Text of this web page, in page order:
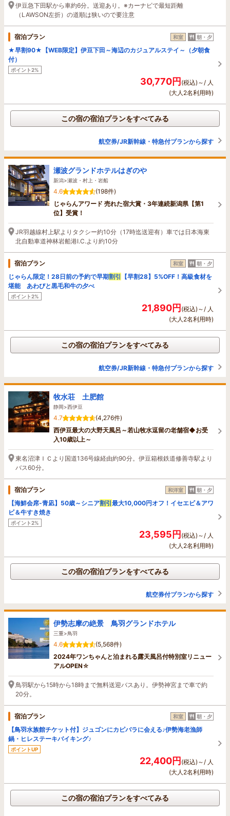
伊豆急下田駅から車約6分。送迎あり。※カーナビで最短距離
（LAWSON左折）の道順は狭いので要注意
宿泊プラン 和室 朝・夕
★早割90★【WEB限定】伊豆下田～海辺のカジュアルステイ～（夕朝食
付）
ポイント2%
30,770円(税込)～/ 人
(大人2名利用時)
この宿の宿泊プランをすべてみる
航空券/JR新幹線・特急付プランから探す
瀬波グランドホテルはぎのや
新潟>瀬波・村上・岩船
4.6
(198件)
じゃらんアワード 売れた宿大賞・3年連続新潟県【第1
位】受賞！
JR羽越線村上駅よりタクシー約10分（17時迄送迎有）車では日本海東
北自動車道神林岩船港I.C.より約10分
宿泊プラン 和室 朝・夕
じゃらん限定！28日前の予約で早期割引 【早割28】5%OFF！高級食材を
堪能 あわびと黒毛和牛の夕べ
ポイント2%
21,890円(税込)～/ 人
(大人2名利用時)
この宿の宿泊プランをすべてみる
航空券/JR新幹線・特急付プランから探す
牧水荘 土肥館
静岡>西伊豆
4.7
(4,276件)
西伊豆最大の大野天風呂～若山牧水逗留の老舗宿◆お受
入10歳以上～
東名沼津ＩＣより国道136号線経由約90分。伊豆箱根鉄道修善寺駅より
バス60分。
宿泊プラン 和洋室 朝・夕
【海鮮会席-青凪】50歳～シニア割引最大10,000円オフ！イセエビ＆アワ
ビ＆牛すき焼き
ポイント2%
23,595円(税込)～/ 人
(大人2名利用時)
この宿の宿泊プランをすべてみる
航空券付プランから探す
伊勢志摩の絶景 鳥羽グランドホテル
三重>鳥羽
4.6
(5,568件)
2024年ワンちゃんと泊まれる露天風呂付特別室リニュー
アルOPEN☆
鳥羽駅から15時から18時まで無料送迎バスあり。伊勢神宮まで車で約
20分。
宿泊プラン 和室 朝・夕
【鳥羽水族館チケット付】ジュゴンにカピバラに会える♪伊勢海老漁師
鍋・ヒレステーキバイキング♪
ポイントUP
22,400円(税込)～/ 人
(大人2名利用時)
この宿の宿泊プランをすべてみる